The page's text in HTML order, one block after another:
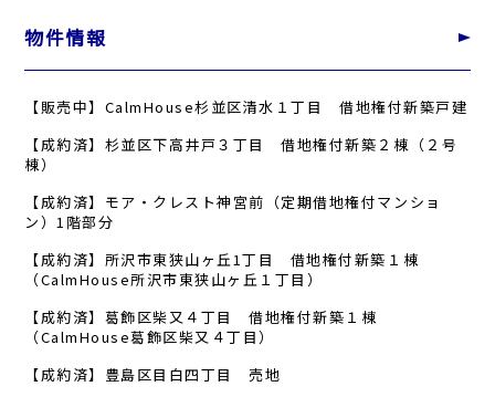
物件情報
【販売中】CalmHouse杉並区清水１丁目 借地権付新築戸建
【成約済】杉並区下高井戸３丁目 借地権付新築２棟（２号
棟）
【成約済】モア・クレスト神宮前（定期借地権付マンショ
ン）1階部分
【成約済】所沢市東狭山ヶ丘1丁目 借地権付新築１棟
（CalmHouse所沢市東狭山ヶ丘１丁目）
【成約済】葛飾区柴又４丁目 借地権付新築１棟
（CalmHouse葛飾区柴又４丁目）
【成約済】豊島区目白四丁目 売地